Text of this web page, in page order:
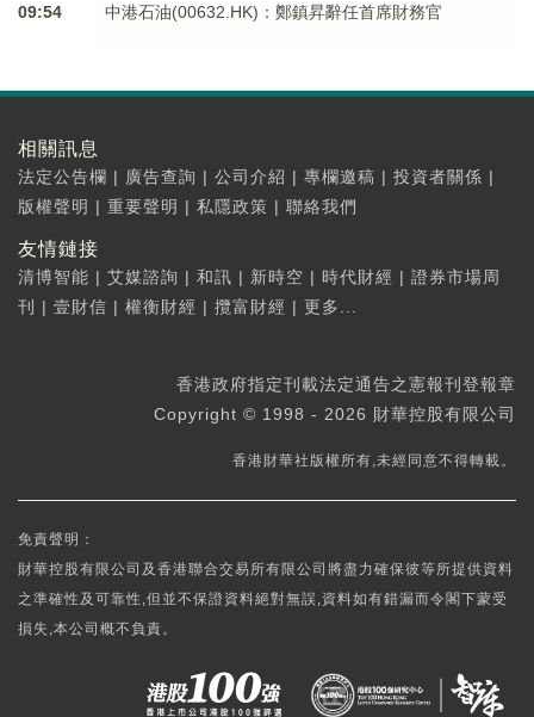
09:54 中港石油(00632.HK)：鄭鎮昇辭任首席財務官
相關訊息
法定公告欄 | 廣告查詢 | 公司介紹 | 專欄邀稿 | 投資者關係 |
版權聲明 | 重要聲明 | 私隱政策 | 聯絡我們
友情鏈接
清博智能 | 艾媒諮詢 | 和訊 | 新時空 | 時代財經 | 證券市場周
刊
| 壹財信 | 權衡財經 | 攬富財經 | 更多...
香港政府指定刊載法定通告之憲報刊登報章
Copyright © 1998 - 2026 財華控股有限公司
香港財華社版權所有,未經同意不得轉載。
免責聲明：
財華控股有限公司及香港聯合交易所有限公司將盡力確保彼等所提供資料
之準確性及可靠性,但並不保證資料絕對無誤,資料如有錯漏而令閣下蒙受
損失,本公司概不負責。